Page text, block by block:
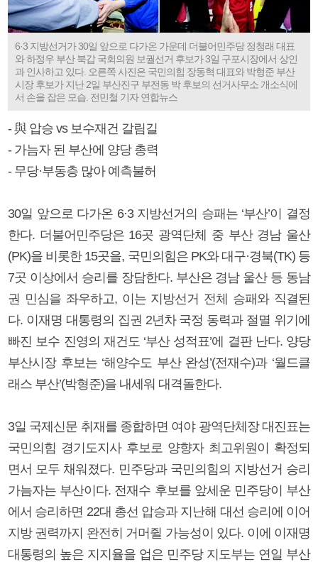
6·3 지방선거가 30일 앞으로 다가온 가운데 더불어민주당 정청래 대표
와 하정우 부산 북갑 국회의원 보궐선거 후보가 3일 구포시장에서 상인
과 인사하고 있다. 오른쪽 사진은 국민의힘 장동혁 대표와 박형준 부산
시장 후보가 지난 2일 부산진구 부전동 박 후보의 선거사무소 개소식에
서 손을 잡은 모습. 전민철 기자 연합뉴스
- 與 압승 vs 보수재건 갈림길
- 가늠자 된 부산에 양당 총력
- 무당·부동층 많아 예측불허
30일 앞으로 다가온 6·3 지방선거의 승패는 ‘부산’이 결정
한다. 더불어민주당은 16곳 광역단체 중 부산 경남 울산
(PK)을 비롯한 15곳을, 국민의힘은 PK와 대구·경북(TK) 등
7곳 이상에서 승리를 장담한다. 부산은 경남 울산 등 동남
권 민심을 좌우하고, 이는 지방선거 전체 승패와 직결된
다. 이재명 대통령의 집권 2년차 국정 동력과 절멸 위기에
빠진 보수 진영의 재건도 ‘부산 성적표’에 결판 난다. 양당
부산시장 후보는 ‘해양수도 부산 완성’(전재수)과 ‘월드클
래스 부산’(박형준)을 내세워 대격돌한다.
3일 국제신문 취재를 종합하면 여야 광역단체장 대진표는
국민의힘 경기도지사 후보로 양향자 최고위원이 확정되
면서 모두 채워졌다. 민주당과 국민의힘의 지방선거 승리
가늠자는 부산이다. 전재수 후보를 앞세운 민주당이 부산
에서 승리하면 22대 총선 압승과 지난해 대선 승리에 이어
지방 권력까지 완전히 거머쥘 가능성이 있다. 이에 이재명
대통령의 높은 지지율을 업은 민주당 지도부는 연일 부산